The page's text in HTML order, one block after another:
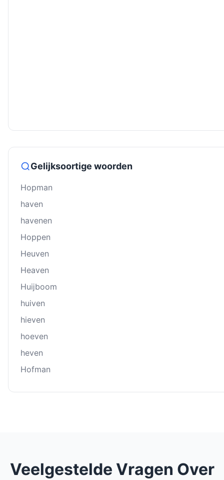
Gelijksoortige woorden
Hopman
haven
havenen
Hoppen
Heuven
Heaven
Huĳboom
huiven
hieven
hoeven
heven
Hofman
Veelgestelde Vragen Over